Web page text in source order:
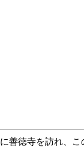
善徳寺を訪れ、